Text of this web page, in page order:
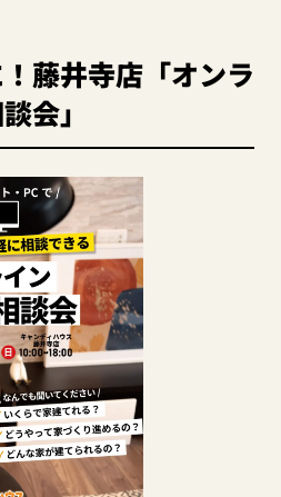
藤井寺店「オンラ
会」